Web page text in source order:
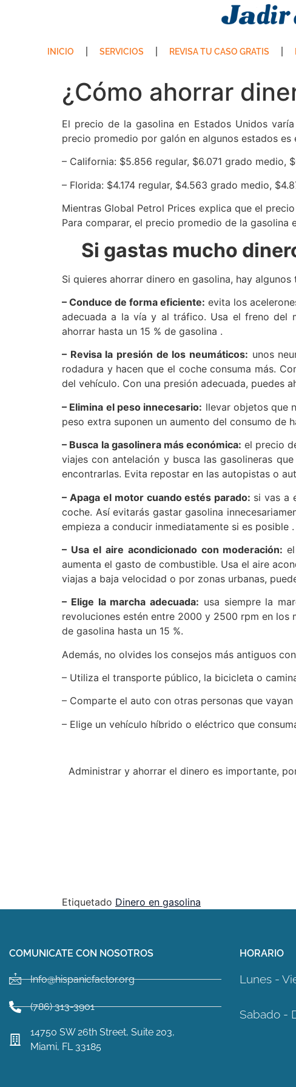
INICIO SERVICIOS REVISA TU CASO GRATIS
¿Cómo ahorrar
El precio de la gasolina en Estados Unidos
precio promedio por galón en algunos estados es
– California: $5.856 regular, $6.071 grado medio,
– Florida: $4.174 regular, $4.563 grado medio,
Mientras Global Petrol Prices explica que el
Para comparar, el precio promedio de la gasolina
Si gastas mucho
Si quieres ahorrar dinero en gasolina, hay
– Conduce de forma eficiente: evita los
adecuada a la vía y al tráfico. Usa el freno del
ahorrar hasta un 15 % de gasolina .
– Revisa la presión de los neumáticos: unos
rodadura y hacen que el coche consuma más.
del vehículo. Con una presión adecuada, puedes
– Elimina el peso innecesario: llevar objetos que
peso extra suponen un aumento del consumo de
– Busca la gasolinera más económica: el precio
viajes con antelación y busca las gasolineras
encontrarlas. Evita repostar en las autopistas o
– Apaga el motor cuando estés parado: si vas a
coche. Así evitarás gastar gasolina
empieza a conducir inmediatamente si es posible .
– Usa el aire acondicionado con moderación:
aumenta el gasto de combustible. Usa el aire
viajas a baja velocidad o por zonas urbanas,
– Elige la marcha adecuada: usa siempre la
revoluciones estén entre 2000 y 2500 rpm en los
de gasolina hasta un 15 %.
Además, no olvides los consejos más antiguos
– Utiliza el transporte público, la bicicleta o
– Comparte el auto con otras personas que
– Elige un vehículo híbrido o eléctrico que
Administrar y ahorrar el dinero es importante,
Etiquetado Dinero en gasolina
COMUNICATE CON NOSOTROS
Info@hispanicfactor.org
(786) 313-3901
14750 SW 26th Street, Suite 203,
Miami, FL 33185
HORARIO
Lunes -
Sabado -